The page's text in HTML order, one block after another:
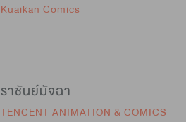
Kuaikan Comics
ราชันย์มัจฉา
TENCENT ANIMATION & COMICS